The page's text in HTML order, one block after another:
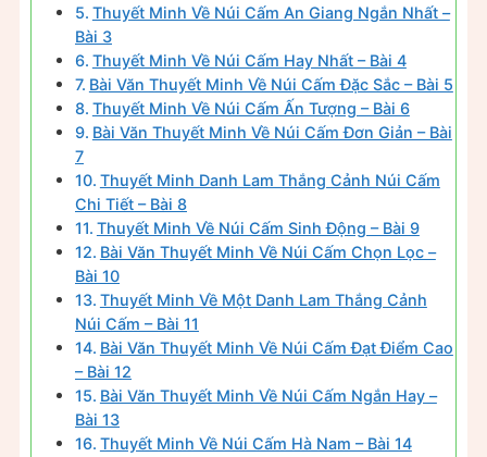
Thuyết Minh Về Núi Cấm An Giang Ngắn Nhất –
Bài 3
Thuyết Minh Về Núi Cấm Hay Nhất – Bài 4
Bài Văn Thuyết Minh Về Núi Cấm Đặc Sắc – Bài 5
Thuyết Minh Về Núi Cấm Ấn Tượng – Bài 6
Bài Văn Thuyết Minh Về Núi Cấm Đơn Giản – Bài
7
Thuyết Minh Danh Lam Thắng Cảnh Núi Cấm
Chi Tiết – Bài 8
Thuyết Minh Về Núi Cấm Sinh Động – Bài 9
Bài Văn Thuyết Minh Về Núi Cấm Chọn Lọc –
Bài 10
Thuyết Minh Về Một Danh Lam Thắng Cảnh
Núi Cấm – Bài 11
Bài Văn Thuyết Minh Về Núi Cấm Đạt Điểm Cao
– Bài 12
Bài Văn Thuyết Minh Về Núi Cấm Ngắn Hay –
Bài 13
Thuyết Minh Về Núi Cấm Hà Nam – Bài 14